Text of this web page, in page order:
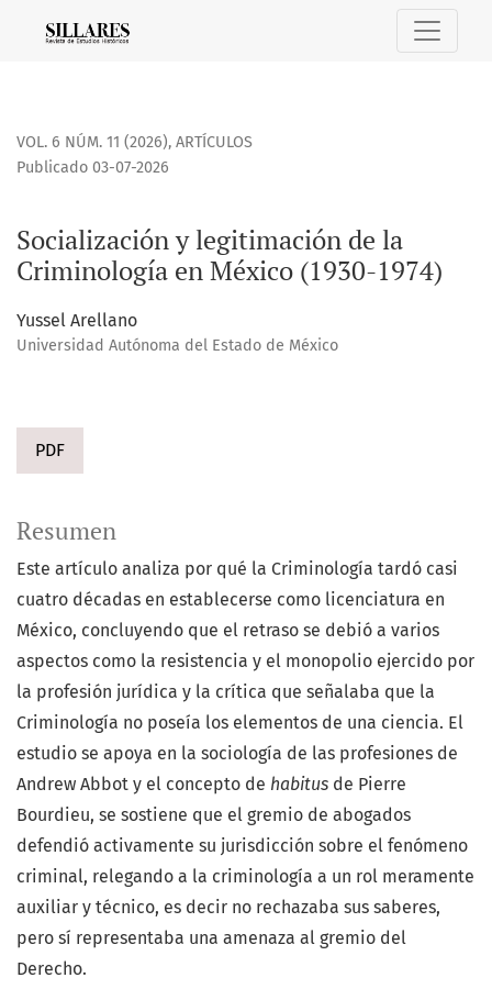
Socialización y legitimación de la Criminología en México
VOL. 6 NÚM. 11 (2026), ARTÍCULOS
Socialización y legitimación de la
Criminología en México (1930-1974)
Publicado 03-07-2026
Yussel Arellano
Universidad Autónoma del Estado de México
PDF
Resumen
Este artículo analiza por qué la Criminología tardó casi
cuatro décadas en establecerse como licenciatura en
México, concluyendo que el retraso se debió a varios
aspectos como la resistencia y el monopolio ejercido por
la profesión jurídica y la crítica que señalaba que la
Criminología no poseía los elementos de una ciencia. El
estudio se apoya en la sociología de las profesiones de
Andrew Abbot y el concepto de habitus de Pierre
Bourdieu, se sostiene que el gremio de abogados
defendió activamente su jurisdicción sobre el fenómeno
criminal, relegando a la criminología a un rol meramente
auxiliar y técnico, es decir no rechazaba sus saberes,
pero sí representaba una amenaza al gremio del
Derecho.